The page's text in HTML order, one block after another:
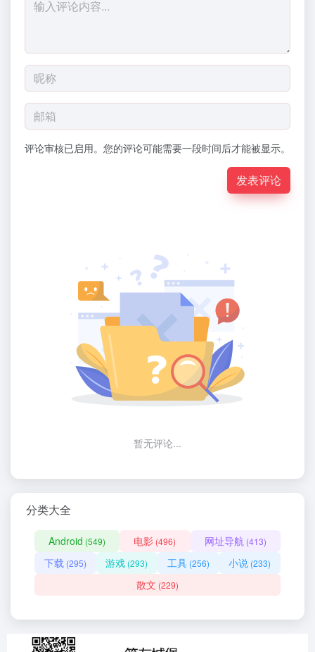
评论审核已启用。您的评论可能需要一段时间后才能被显示。
发表评论
暂无评论...
分类大全
Android (549) 电影 (496) 网址导航 (413)
下载 (295) 游戏 (293) 工具(256) 小说 (233)
散文 (229)